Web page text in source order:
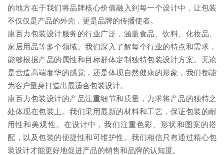
的地方在于我们将品牌核心价值融入到每一个设计中，让包装
不仅仅是产品的外壳，更是品牌的传播使者。
康百力包装设计服务的行业广泛，涵盖食品、饮料、化妆品、
家居用品等多个领域。我们深入了解每个行业的特点和需求，
能够根据产品的属性和目标群体定制独特包装设计方案。无论
是营造高端奢华的感觉，还是体现自然健康的形象，我们都能
为客户量身打造出最适合包装设计。
康百力包装设计的产品注重细节和质量，力求将产品的独特之
处体现在包装上。我们采用最新的材料和工艺，保证包装的耐
用性和美观性。在设计中，我们注重色彩、形状和图案的搭
配，以及包装的便捷性和可维护性。我们相信只有通过精心包
装设计才能更好地促进产品的销售和品牌的认知度。